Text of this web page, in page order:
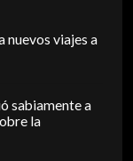
nuevos viajes a
sabiamente a
la